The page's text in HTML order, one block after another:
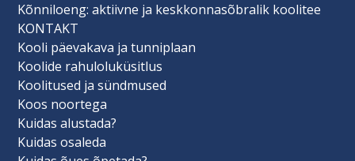
Kõnniloeng: aktiivne ja keskkonnasõbralik koolitee
KONTAKT
Kooli päevakava ja tunniplaan
Koolide rahuloluküsitlus
Koolitused ja sündmused
Koos noortega
Kuidas alustada?
Kuidas osaleda